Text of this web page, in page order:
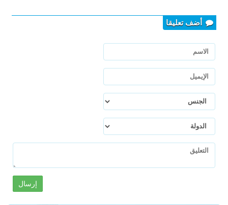
أضف تعليقا
إرسال